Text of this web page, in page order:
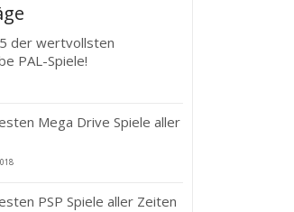
der wertvollsten
PAL-Spiele!
Mega Drive Spiele aller
PSP Spiele aller Zeiten